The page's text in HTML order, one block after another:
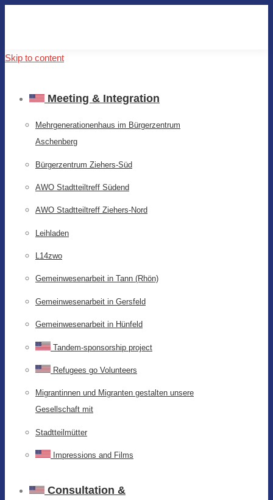
Skip to content
Meeting & Integration
Mehrgenerationenhaus im Bürgerzentrum
Aschenberg
Bürgerzentrum Ziehers-Süd
AWO Stadtteiltreff Südend
AWO Stadtteiltreff Ziehers-Nord
Leihladen
L14zwo
Gemeinwesenarbeit in Tann (Rhön)
Gemeinwesenarbeit in Gersfeld
Gemeinwesenarbeit in Hünfeld
Tandem-sponsorship project
Refugees go Volunteers
Migrantinnen und Migranten gestalten unsere
Gesellschaft mit
Stadtteilmütter
Impressions and Films
Consultation &